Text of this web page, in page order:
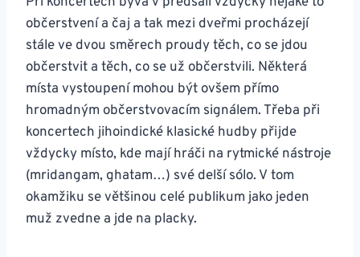
občerstvení a čaj a tak mezi dveřmi procházejí
stále ve dvou směrech proudy těch, co se jdou
občerstvit a těch, co se už občerstvili. Některá
místa vystoupení mohou být ovšem přímo
hromadným občerstvovacím signálem. Třeba při
koncertech jihoindické klasické hudby přijde
vždycky místo, kde mají hráči na rytmické nástroje
(mridangam, ghatam…) své delší sólo. V tom
okamžiku se většinou celé publikum jako jeden
muž zvedne a jde na placky.